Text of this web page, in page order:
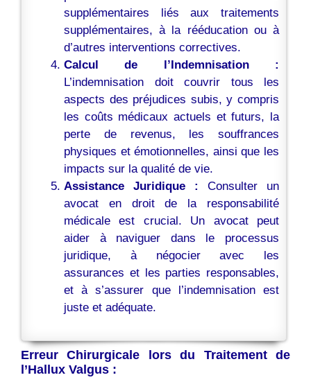
supplémentaires liés aux traitements
supplémentaires, à la rééducation ou à
d’autres interventions correctives.
Calcul de l’Indemnisation :
L’indemnisation doit couvrir tous les
aspects des préjudices subis, y compris
les coûts médicaux actuels et futurs, la
perte de revenus, les souffrances
physiques et émotionnelles, ainsi que les
impacts sur la qualité de vie.
Assistance Juridique :
Consulter un
avocat en droit de la responsabilité
médicale est crucial. Un avocat peut
aider à naviguer dans le processus
juridique, à négocier avec les
assurances et les parties responsables,
et à s’assurer que l’indemnisation est
juste et adéquate.
Erreur Chirurgicale lors du Traitement de
l’Hallux Valgus :